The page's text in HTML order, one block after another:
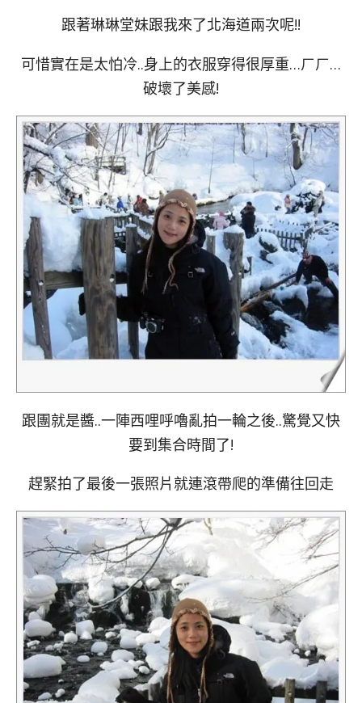
跟著琳琳堂妹跟我來了北海道兩次呢!!
可惜實在是太怕冷..身上的衣服穿得很厚重…ㄏㄏ…
破壞了美感!
跟團就是醬..一陣西哩呼嚕亂拍一輪之後..驚覺又快
要到集合時間了!
趕緊拍了最後一張照片就連滾帶爬的準備往回走